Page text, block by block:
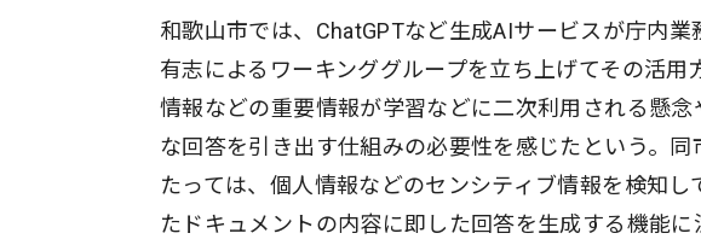
和歌山市では、ChatGPTなど生成AIサービスが庁内
有志によるワーキンググループを立ち上げてその活
情報などの重要情報が学習などに二次利用される懸
な回答を引き出す仕組みの必要性を感じたという。
たっては、個人情報などのセンシティブ情報を検知
たドキュメントの内容に即した回答を生成する機能